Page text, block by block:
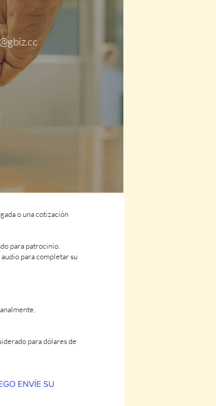
o una cotización
para patrocinio.
para completar su
para dólares de
ENVÍE SU